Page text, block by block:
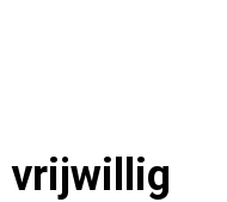
vrijwillig